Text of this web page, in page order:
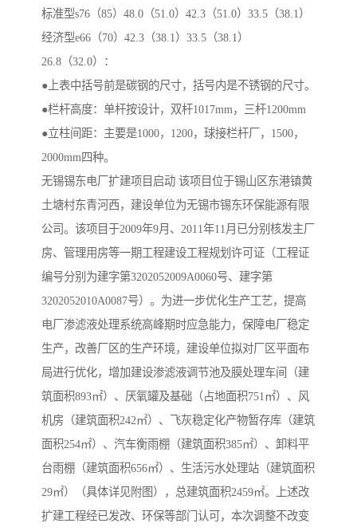
标准型s76（85）48.0（51.0）42.3（51.0）33.5（38.1）
经济型e66（70）42.3（38.1）33.5（38.1）
26.8（32.0）：
●上表中括号前是碳钢的尺寸，括号内是不锈钢的尺寸。
●栏杆高度：单杆按设计，双杆1017mm，三杆1200mm
●立柱间距：主要是1000，1200，球接栏杆厂，1500，
2000mm四种。
无锡锡东电厂扩建项目启动 该项目位于锡山区东港镇黄
土塘村东青河西，建设单位为无锡市锡东环保能源有限
公司。该项目于2009年9月、2011年11月已分别核发主厂
房、管理用房等一期工程建设工程规划许可证（工程证
编号分别为建字第3202052009A0060号、建字第
3202052010A0087号）。为进一步优化生产工艺，提高
电厂渗滤液处理系统高峰期时应急能力，保障电厂稳定
生产，改善厂区的生产环境，建设单位拟对厂区平面布
局进行优化，增加建设渗滤液调节池及膜处理车间（建
筑面积893㎡）、厌氧罐及基础（占地面积751㎡）、风
机房（建筑面积242㎡）、飞灰稳定化产物暂存库（建筑
面积254㎡）、汽车衡雨棚（建筑面积385㎡）、卸料平
台雨棚（建筑面积656㎡）、生活污水处理站（建筑面积
29㎡）（具体详见附图），总建筑面积2459㎡。上述改
扩建工程经已发改、环保等部门认可，本次调整不改变